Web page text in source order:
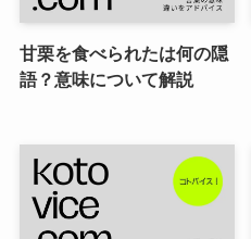
甘栗を食べられたは何の隠
語？意味について解説